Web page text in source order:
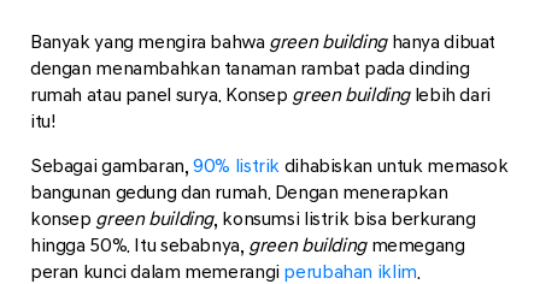
Banyak yang mengira bahwa green buildinghanya dibuat
dengan menambahkan tanaman rambat pada dinding
rumah atau panel surya. Konsep green buildinglebih dari
itu!
Sebagai gambaran, 90% listrik dihabiskan untuk memasok
bangunan gedung dan rumah. Dengan menerapkan
konsep green building, konsumsi listrik bisa berkurang
hingga 50%. Itu sebabnya, green buildingmemegang
peran kunci dalam memerangi perubahan iklim.